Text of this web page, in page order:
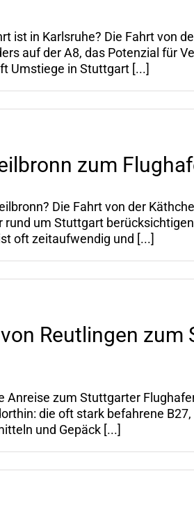
ist in Karlsruhe? Die Fahrt von
auf der A8, das Potenzial für
Umstiege in Stuttgart [...]
zum
Die Fahrt von der
um Stuttgart
oft zeitaufwendig und [...]
Reutlingen
zum Stuttgarter
die oft stark befahrene
und Gepäck [...]